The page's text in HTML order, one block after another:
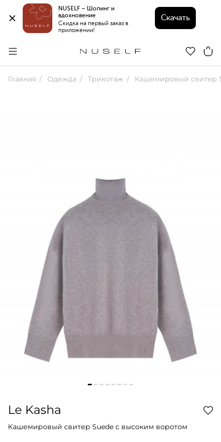
NUSELF – Шопинг и
вдохновение
Скидка на первый заказ в
приложении!
Скачать
Главная Одежда Трикотаж Кашемировый свитер Suede с
Le Kasha
Кашемировый свитер Suede с высоким воротом